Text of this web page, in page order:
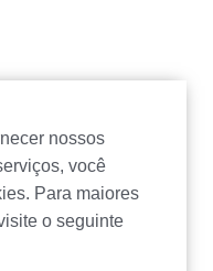
nossos
você
Para maiores
o seguinte